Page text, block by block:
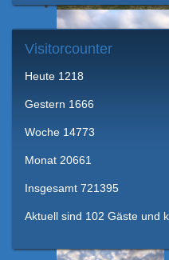
Visitorcounter
Heute 1218
Gestern 1666
Woche 14773
Monat 20661
Insgesamt 721395
Aktuell sind 102 Gäste und